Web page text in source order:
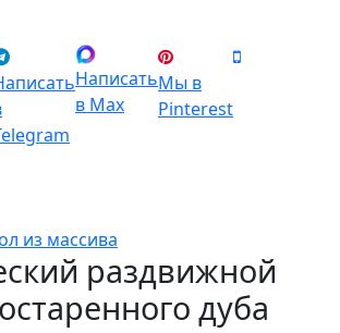
Написать
в Max
Мы в
Pinterest
из массива
раздвижной
дуба